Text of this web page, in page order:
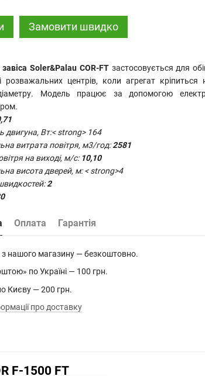
Замовити швидко
завіса Soler&Palau COR-FTзастосовується для
розважальних центрів, коли агрегат
Модель працює за допомогою
двигуна, Вт:< strong> 164
витрата повітря, м3/год:2581
на виході, м/с:10,10
висота дверей, м: < strong>4
2
Оплата Гарантія
з нашого магазину — безкоштовно.
по Україні — 100 грн.
Києву — 200 грн.
про доставку
F-1500 FT